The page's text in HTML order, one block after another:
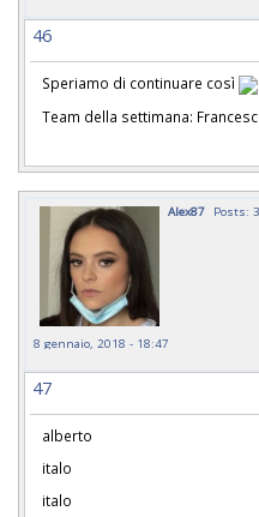
46
Speriamo di continuare così
Team della settimana:
Alex87 Posts:
8 gennaio, 2018 - 18:47
47
alberto
italo
italo